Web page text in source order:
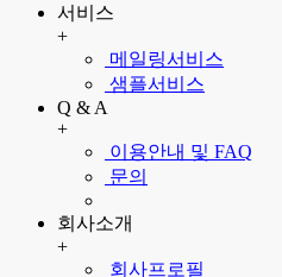
서비스
+
메일링서비스
샘플서비스
Q & A
+
이용안내 및 FAQ
문의
회사소개
+
회사프로필